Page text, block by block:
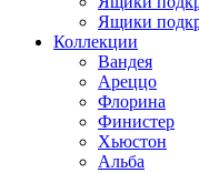
Ящики
Коллекции
Вандея
Ареццо
Флорина
Финистер
Хьюстон
Альба